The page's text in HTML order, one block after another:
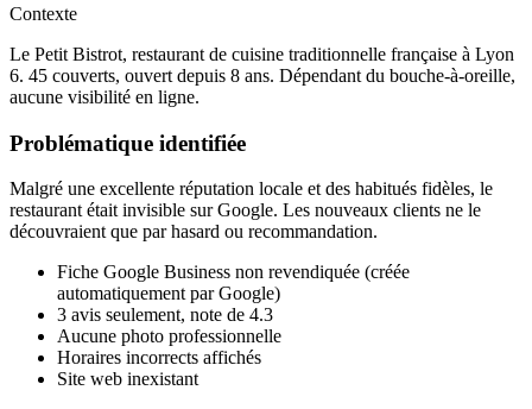
Contexte
Le Petit Bistrot, restaurant de cuisine traditionnelle française à Lyon
6. 45 couverts, ouvert depuis 8 ans. Dépendant du bouche-à-oreille,
aucune visibilité en ligne.
Problématique identifiée
Malgré une excellente réputation locale et des habitués fidèles, le
restaurant était invisible sur Google. Les nouveaux clients ne le
découvraient que par hasard ou recommandation.
Fiche Google Business non revendiquée (créée
automatiquement par Google)
3 avis seulement, note de 4.3
Aucune photo professionnelle
Horaires incorrects affichés
Site web inexistant